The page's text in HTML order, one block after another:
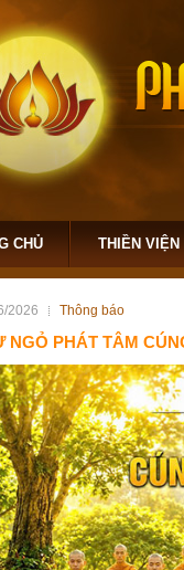
CHỦ THIỀN VIỆN
2026 Thông báo
NGỎ PHÁT TÂM